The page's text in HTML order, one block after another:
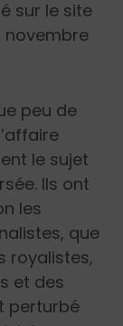
sur le site
novembre
peu de
le sujet
Ils ont
les
que
royalistes,
et des
perturbé